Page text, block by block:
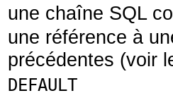
une chaîne SQL
une référence à
précédentes (voir
DEFAULT